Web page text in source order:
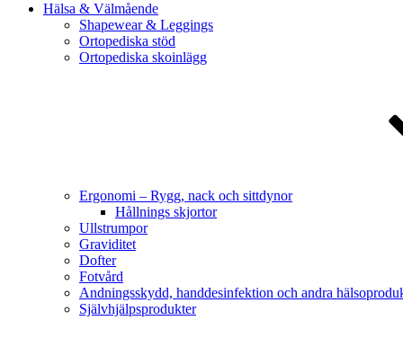
Hälsa & Välmående
Shapewear & Leggings
Ortopediska stöd
Ortopediska skoinlägg
Ergonomi – Rygg, nack och sittdynor
Hållnings skjortor
Ullstrumpor
Graviditet
Dofter
Fotvård
Andningsskydd, handdesinfektion och andra
Självhjälpsprodukter